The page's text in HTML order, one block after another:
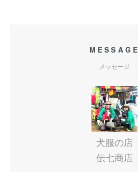
MESSAGE
メッセージ
犬服の店
伝七商店